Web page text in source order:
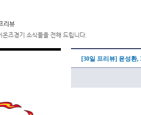
리뷰
온즈경기 소식들을 전해 드립니다.
[30일 프리뷰] 윤성환